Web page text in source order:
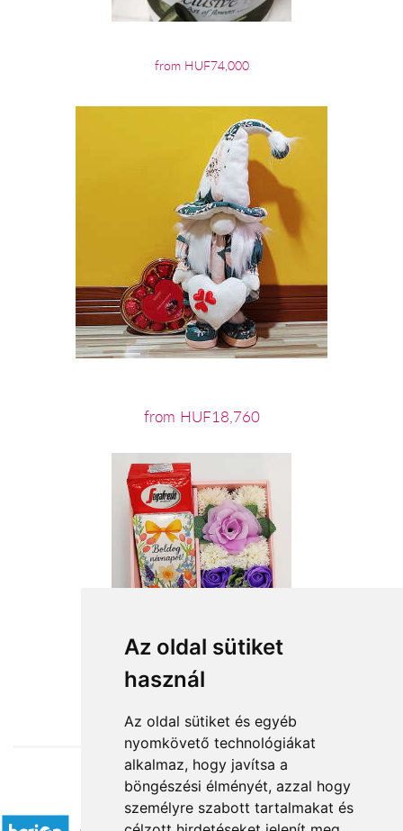
Az oldal sütiket
használ
Az oldal sütiket és egyéb
nyomkövető technológiákat
alkalmaz, hogy javítsa a
böngészési élményét, azzal hogy
személyre szabott tartalmakat és
from HUF74,000
from HUF18,760
from HUF11,160
Accepted payment methods